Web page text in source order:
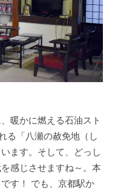
暖かに燃える石油スト
る「八瀬の赦免地（し
ます。そして、どっし
感じさせますね～。本
す！ でも、京都駅か